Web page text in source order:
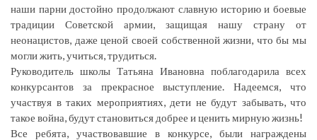
наши парни достойно продолжают славную историю и боевые
традиции Советской армии, защищая нашу страну от
неонацистов, даже ценой своей собственной жизни, что бы мы
могли жить, учиться, трудиться.
Руководитель школы Татьяна Ивановна поблагодарила всех
конкурсантов за прекрасное выступление. Надеемся, что
участвуя в таких мероприятиях, дети не будут забывать, что
такое война, будут становиться добрее и ценить мирную жизнь!
Все ребята, участвовавшие в конкурсе, были награждены